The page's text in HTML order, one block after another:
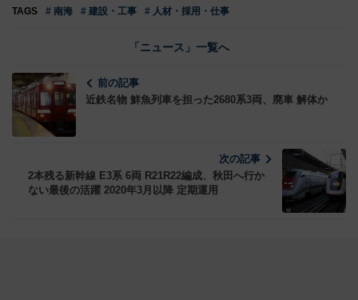
TAGS # 南海 # 建設・工事 # 人材・採用・仕事
「ニュース」一覧へ
前の記事
近鉄名物 鮮魚列車を担った2680系3両、廃車 解体か
次の記事
2本残る新幹線 E3系 6両 R21R22編成、秋田へ行か
ない最後の活躍 2020年3月以降 定期運用